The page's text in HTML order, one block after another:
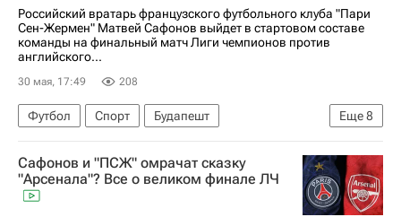
Усман Дембеле
Российский вратарь французского футбольного клуба "Пари
Сен-Жермен" Матвей Сафонов выйдет в стартовом составе
команды на финальный матч Лиги чемпионов против
английского...
30 мая, 17:49 208
Еще8
Футбол Спорт
Будапешт
Дмитрий Аленичев
Пари Сен-Жермен (ПСЖ)
Арсенал (Лондон)
Матвей Сафонов
Порту
Лига чемпионов УЕФА 2026-2027
Сафонов и "ПСЖ" омрачат сказку
"Арсенала"? Все о великом финале ЛЧ